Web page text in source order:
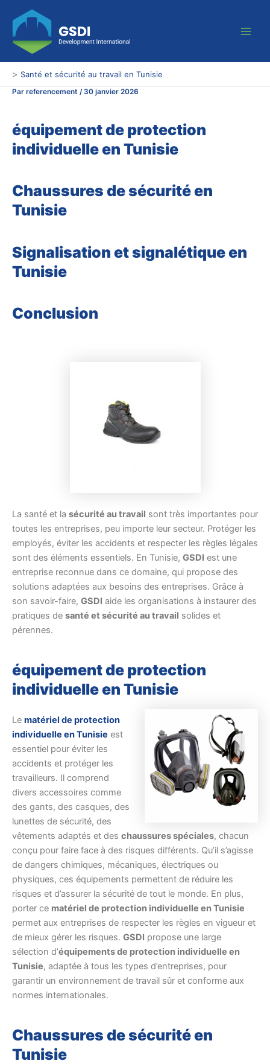
contenu
> Santé et sécurité au travail en Tunisie
Par referencement / 30 janvier 2026
équipement de protection
individuelle en Tunisie
Chaussures de sécurité en
Tunisie
Signalisation et signalétique en
Tunisie
Conclusion
La santé et la sécurité au travail sont très importantes pour
toutes les entreprises, peu importe leur secteur. Protéger les
employés, éviter les accidents et respecter les règles légales
sont des éléments essentiels. En Tunisie, GSDI est une
entreprise reconnue dans ce domaine, qui propose des
solutions adaptées aux besoins des entreprises. Grâce à
son savoir-faire, GSDI aide les organisations à instaurer des
pratiques de santé et sécurité au travail solides et
pérennes.
équipement de protection
individuelle en Tunisie
Le matériel de protection
individuelle en Tunisie est
essentiel pour éviter les
accidents et protéger les
travailleurs. Il comprend
divers accessoires comme
des gants, des casques, des
lunettes de sécurité, des
vêtements adaptés et des chaussures spéciales, chacun
conçu pour faire face à des risques différents. Qu’il s’agisse
de dangers chimiques, mécaniques, électriques ou
physiques, ces équipements permettent de réduire les
risques et d’assurer la sécurité de tout le monde. En plus,
porter ce matériel de protection individuelle en Tunisie
permet aux entreprises de respecter les règles en vigueur et
de mieux gérer les risques. GSDI propose une large
sélection d’équipements de protection individuelle en
Tunisie, adaptée à tous les types d’entreprises, pour
garantir un environnement de travail sûr et conforme aux
normes internationales.
Chaussures de sécurité en
Tunisie